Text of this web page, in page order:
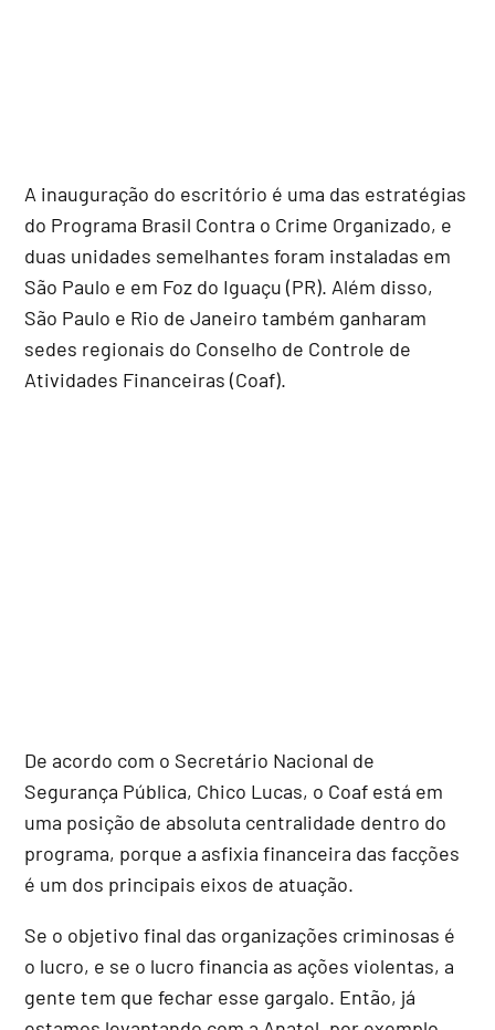
A inauguração do escritório é uma das estratégias
do Programa Brasil Contra o Crime Organizado, e
duas unidades semelhantes foram instaladas em
São Paulo e em Foz do Iguaçu (PR). Além disso,
São Paulo e Rio de Janeiro também ganharam
sedes regionais do Conselho de Controle de
Atividades Financeiras (Coaf).
De acordo com o Secretário Nacional de
Segurança Pública, Chico Lucas, o Coaf está em
uma posição de absoluta centralidade dentro do
programa, porque a asfixia financeira das facções
é um dos principais eixos de atuação.
Se o objetivo final das organizações criminosas é
o lucro, e se o lucro financia as ações violentas, a
gente tem que fechar esse gargalo. Então, já